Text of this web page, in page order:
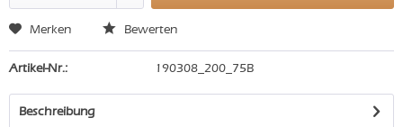
Merken Bewerten
Artikel-Nr.: 190308_200_75B
Beschreibung